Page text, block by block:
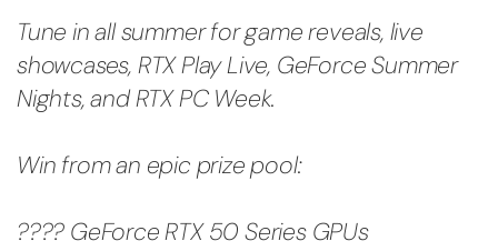
Tune in all summer for game reveals, live
showcases, RTX Play Live, GeForce Summer
Nights, and RTX PC Week.
Win from an epic prize pool:
???? GeForce RTX 50 Series GPUs